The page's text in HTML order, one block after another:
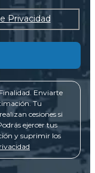
Privacidad
Enviarte
Tu
cesiones si
ejercer tus
y suprimir los